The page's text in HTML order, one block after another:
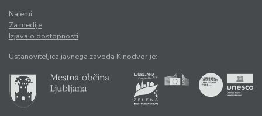
Najemi
Za medije
Izjava o dostopnosti
Ustanoviteljica javnega zavoda Kinodvor je: